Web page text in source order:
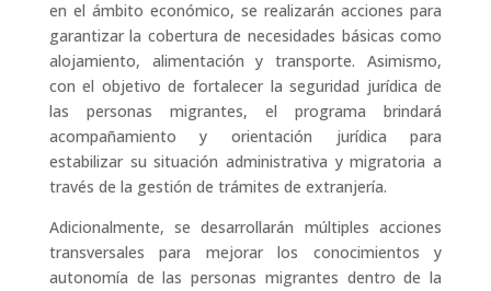
en el ámbito económico, se realizarán acciones para
garantizar la cobertura de necesidades básicas como
alojamiento, alimentación y transporte. Asimismo,
con el objetivo de fortalecer la seguridad jurídica de
las personas migrantes, el programa brindará
acompañamiento y orientación jurídica para
estabilizar su situación administrativa y migratoria a
través de la gestión de trámites de extranjería.
Adicionalmente, se desarrollarán múltiples acciones
transversales para mejorar los conocimientos y
autonomía de las personas migrantes dentro de la